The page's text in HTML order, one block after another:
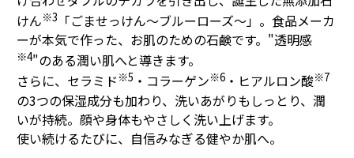
けん※3 「ごませっけん～ブルーローズ～」。食品メーカ
ーが本気で作った、お肌のための石鹸です。"透明感
※4"のある潤い肌へと導きます。
さらに、セラミド ※5 ・コラーゲン※6・ヒアルロン酸※7
の3つの保湿成分も加わり、洗いあがりもしっとり、潤
いが持続。顔や身体もやさしく洗い上げます。
使い続けるたびに、自信みなぎる健やか肌へ。